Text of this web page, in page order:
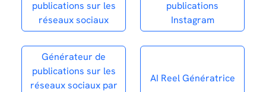
publications sur les
réseaux sociaux
publications
Instagram
Générateur de
publications sur les
réseaux sociaux par
AI Reel Génératrice